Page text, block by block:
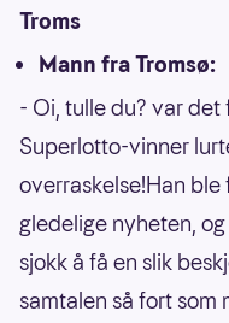
Troms
Mann fra Tromsø:
- Oi, tulle du? var
Superlotto-vinner
overraskelse!Han
gledelige nyheten,
sjokk å få en slik
samtalen så fort som